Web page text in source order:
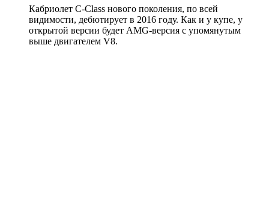
Кабриолет C-Class нового поколения, по всей
видимости, дебютирует в 2016 году. Как и у купе, у
открытой версии будет AMG-версия с упомянутым
выше двигателем V8.